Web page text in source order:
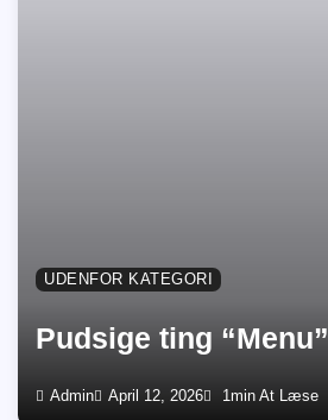
UDENFOR KATEGORI
Pudsige ting “Menu”
Admin April 12, 2026 1min At Læse